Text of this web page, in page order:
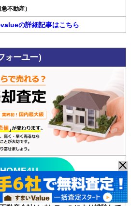
不動産）
の詳細記事はこちら
ーユー）
HOME4U
はこちら >>